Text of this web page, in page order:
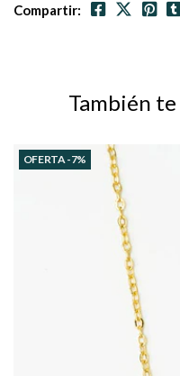
Compartir:
También
OFERTA -7%